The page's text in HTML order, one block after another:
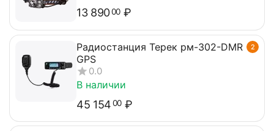
13 89000 ₽
2
Радиостанция Терек рм-302-DMR
GPS
0.0
В наличии
45 15400 ₽